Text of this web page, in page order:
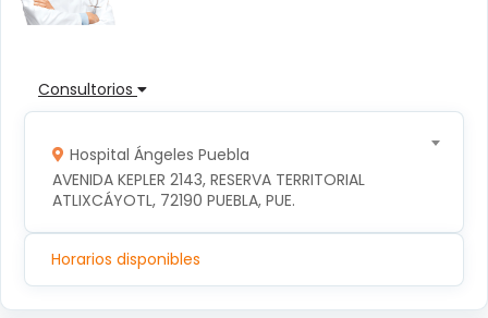
Consultorios
Hospital Ángeles Puebla
AVENIDA KEPLER 2143, RESERVA TERRITORIAL
ATLIXCÁYOTL, 72190 PUEBLA, PUE.
Horarios disponibles